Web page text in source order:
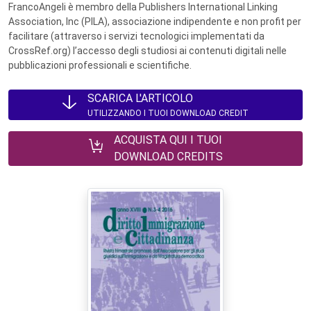
FrancoAngeli è membro della Publishers International Linking
Association, Inc (PILA), associazione indipendente e non profit per
facilitare (attraverso i servizi tecnologici implementati da
CrossRef.org) l’accesso degli studiosi ai contenuti digitali nelle
pubblicazioni professionali e scientifiche.
SCARICA L'ARTICOLO
UTILIZZANDO I TUOI DOWNLOAD CREDIT
ACQUISTA QUI I TUOI
DOWNLOAD CREDITS